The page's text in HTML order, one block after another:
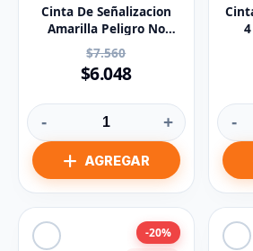
Cinta De Señalizacion
Amarilla Peligro No
Pase C-2.5 9cmx100mts
$7.560
$6.048
- + -
-20%